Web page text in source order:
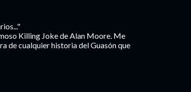
Killing Joke de Alan Moore. Me
de cualquier historia del Guasón que